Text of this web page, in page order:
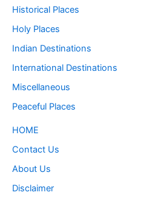
Historical Places
Holy Places
Indian Destinations
International Destinations
Miscellaneous
Peaceful Places
HOME
Contact Us
About Us
Disclaimer